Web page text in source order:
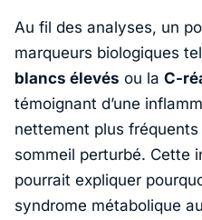
Au fil des analyses, un
marqueurs biologiques
blancs élevés ou la C-
témoignant d’une
nettement plus
sommeil perturbé. Cette
pourrait expliquer
syndrome métabolique